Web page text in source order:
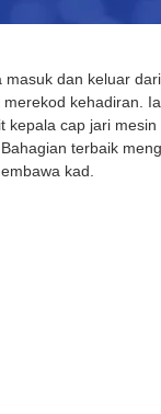
dan keluar
kehadiran.
cap jari
terbaik
kad.